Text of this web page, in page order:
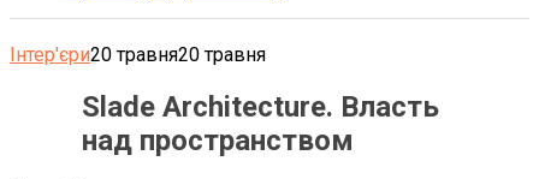
Інтер'єри20 травня20 травня
Slade Architecture. Власть
над пространством